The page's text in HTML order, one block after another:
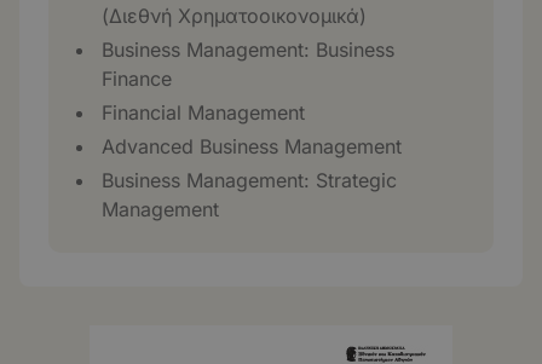
(Διεθνή Χρηματοοικονομικά)
Business Management: Business
Finance
Financial Management
Advanced Business Management
Business Management: Strategic
Management